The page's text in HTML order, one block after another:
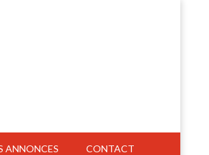
ANNONCES CONTACT